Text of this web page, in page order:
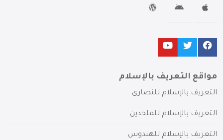
مواقع التعريف بالإسلام
التعريف بالإسلام للنصارى
التعريف بالإسلام للملحدين
التعريف بالإسلام للهندوس